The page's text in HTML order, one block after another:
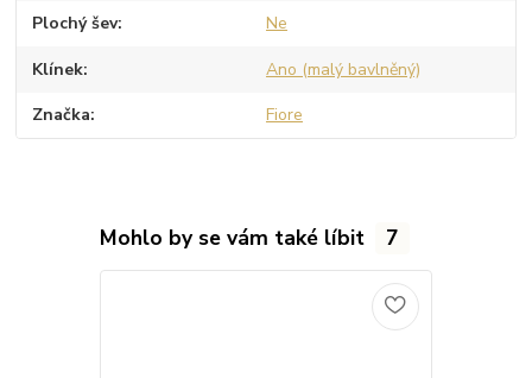
Plochý šev Ne
Klínek Ano (malý bavlněný)
Značka Fiore
Mohlo by se vám také líbit 7